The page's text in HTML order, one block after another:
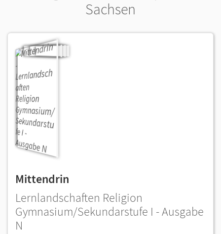
Sachsen
Mittendrin
Lernlandschaften Religion
Gymnasium/Sekundarstufe I - Ausgabe
N